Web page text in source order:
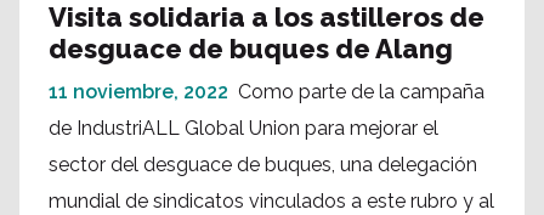
Visita solidaria a los astilleros de
desguace de buques de Alang
11 noviembre, 2022 Como parte de la campaña
de IndustriALL Global Union para mejorar el
sector del desguace de buques, una delegación
mundial de sindicatos vinculados a este rubro y al